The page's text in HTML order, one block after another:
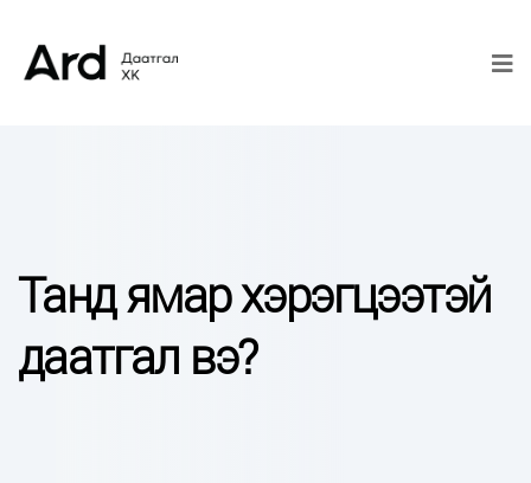
Танд ямар хэрэгцээтэй
даатгал вэ?